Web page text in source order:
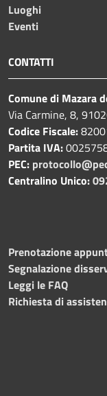
Luoghi
Eventi
CONTATTI
Comune di Mazara
Via Carmine, 8,
Codice Fiscale:
Partita IVA:
PEC:
Centralino Unico:
Prenotazione
Segnalazione
Leggi le FAQ
Richiesta di